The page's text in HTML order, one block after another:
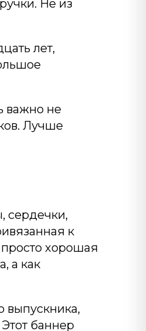
Не из
лет,
важно не
Лучше
сердечки,
к
хорошая
а как
выпускника,
баннер